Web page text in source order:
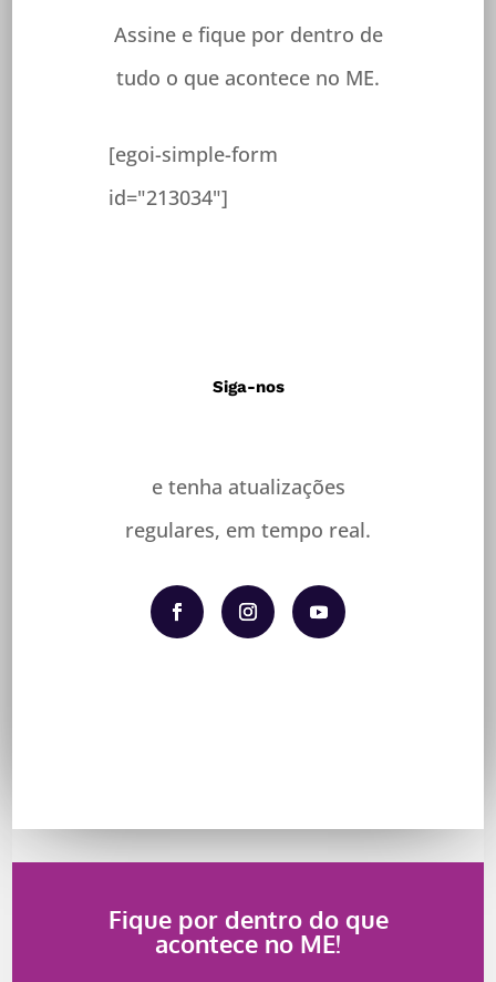
Assine e fique por dentro de
tudo o que acontece no ME.
[egoi-simple-form
id="213034"]
Siga-nos
e tenha atualizações
regulares, em tempo real.
Fique por dentro do que
acontece no ME!